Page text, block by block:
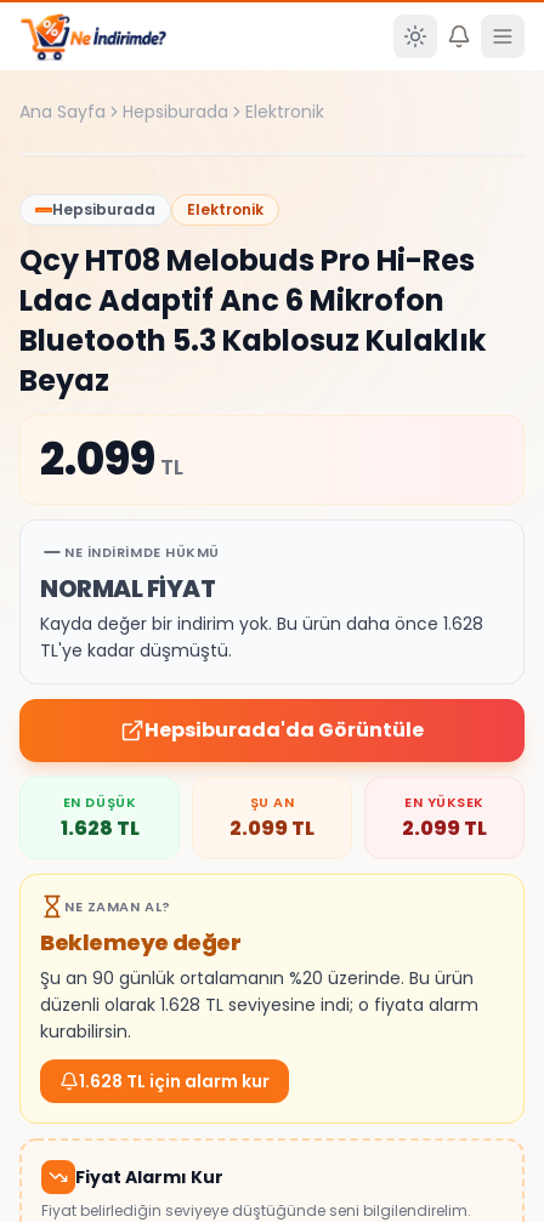
Ana içeriğe atla
Ana Sayfa Hepsiburada Elektronik
%0
Hepsiburada Elektronik
Qcy HT08 Melobuds Pro Hi-Res
Ldac Adaptif Anc 6 Mikrofon
Bluetooth 5.3 Kablosuz Kulaklık
Beyaz
2.099 TL
NE İNDIRIMDE HÜKMÜ
NORMAL FİYAT
Kayda değer bir indirim yok. Bu ürün daha önce 1.628
TL'ye kadar düşmüştü.
Hepsiburada'da Görüntüle
EN DÜŞÜK
1.628 TL
ŞU AN
2.099TL
EN YÜKSEK
2.099TL
NE ZAMAN AL?
Beklemeye değer
Şu an 90 günlük ortalamanın %20 üzerinde. Bu ürün
düzenli olarak 1.628 TL seviyesine indi; o fiyata alarm
kurabilirsin.
1.628 TL için alarm kur
Fiyat Alarmı Kur
Fiyat belirlediğin seviyeye düştüğünde seni bilgilendirelim.